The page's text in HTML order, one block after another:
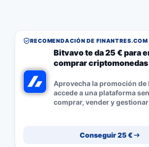
RECOMENDACIÓN DE FINANTRES.COM
Bitvavo te da 25 € para
comprar criptomonedas
Aprovecha la promoción de
accede a una plataforma
comprar, vender y
Conseguir 25 €